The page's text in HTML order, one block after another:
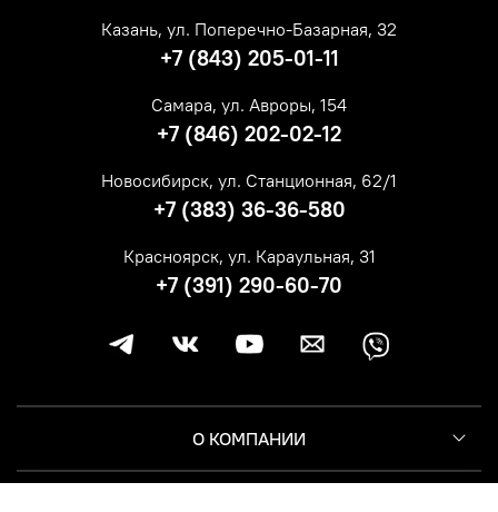
О КОМПАНИИ
Казань, ул. Поперечно-Базарная, 32
+7 (843) 205-01-11
Самара, ул. Авроры, 154
+7 (846) 202-02-12
Новосибирск, ул. Станционная, 62/1
+7 (383) 36-36-580
Красноярск, ул. Караульная, 31
+7 (391) 290-60-70